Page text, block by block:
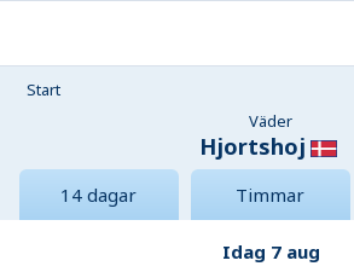
Start
Väder
Hjortshoj
14 dagar Timmar
Idag 7 aug